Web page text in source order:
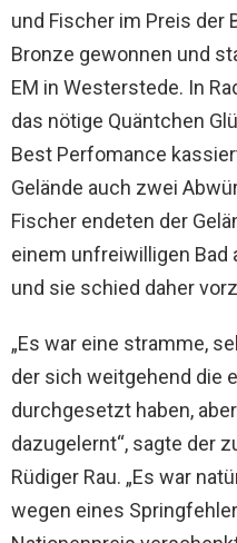
und Fischer im Preis der
Bronze gewonnen und
EM in Westerstede. In
das nötige Quäntchen
Best Perfomance
Gelände auch zwei
Fischer endeten der
einem unfreiwilligen
und sie schied daher
„Es war eine stramme,
der sich weitgehend die
durchgesetzt haben,
dazugelernt“, sagte der
Rüdiger Rau. „Es war
wegen eines